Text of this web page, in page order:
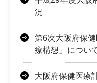
況
第6次大阪府保
療構想」につい
大阪府保健医療